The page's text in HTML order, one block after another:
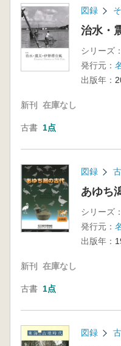
図録
治水・
シリーズ：
発行元：
出版年：
新刊 在庫なし
古書 1点
図録
あゆち
シリーズ：
発行元：
出版年：
新刊 在庫なし
古書 1点
図録